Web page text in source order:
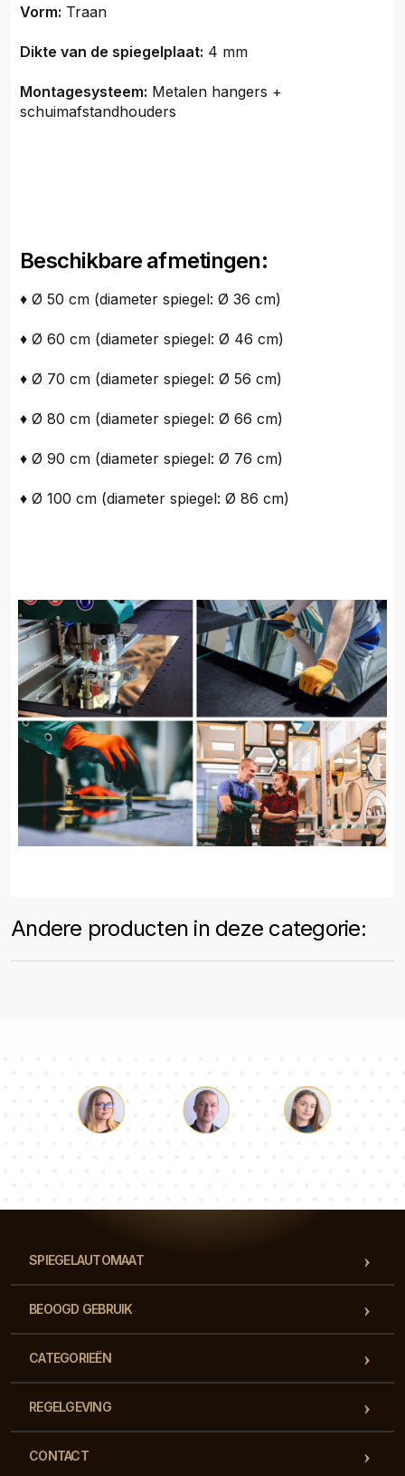
Vorm: Traan
Dikte van de spiegelplaat: 4 mm
Montagesysteem: Metalen hangers +
schuimafstandhouders
Beschikbare afmetingen:
♦ Ø 50 cm (diameter spiegel: Ø 36 cm)
♦ Ø 60 cm (diameter spiegel: Ø 46 cm)
♦ Ø 70 cm (diameter spiegel: Ø 56 cm)
♦ Ø 80 cm (diameter spiegel: Ø 66 cm)
♦ Ø 90 cm (diameter spiegel: Ø 76 cm)
♦ Ø 100 cm (diameter spiegel: Ø 86 cm)
Andere producten in deze categorie:
SPIEGELAUTOMAAT
BEOOGD GEBRUIK
CATEGORIEËN
REGELGEVING
CONTACT